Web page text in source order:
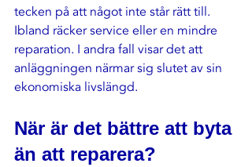
tecken på att något inte står rätt till.
Ibland räcker service eller en mindre
reparation. I andra fall visar det att
anläggningen närmar sig slutet av sin
ekonomiska livslängd.
När är det bättre att byta
än att reparera?